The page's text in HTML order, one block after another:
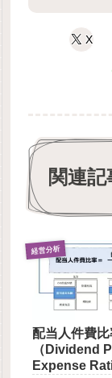
X
関連記
経営分析
配当人件費比
（Dividend
Expense